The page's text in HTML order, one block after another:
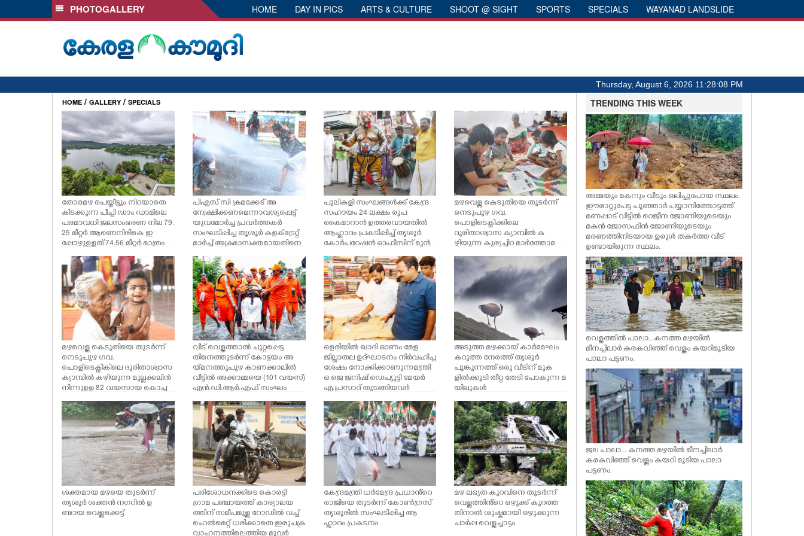
AUDIO
PHOTOGALLERY HOME DAY IN PICS ARTS & CULTURE SHOOT @ SIGHT SPORTS SPECIALS WAYANAD LANDSLIDE
Thursday, August 6, 2026 11:28:09 PM
HOME / GALLERY / SPECIALS
തോരമഴ പെയ്തീട്ടും നിറയാതെ
കിടക്കുന്ന പീച്ചി ഡാം ഡാമിലെ
പരമാവധി ജലസംഭരണ നില 79.
25 മീറ്റർ ആണെനിരികെ ഇ
പ്പോഴുഉള്ളത് 74.56 മീറ്റർ മാത്രം
കാലവർഷമായതോടെ ഡാമു
കാണാൻ നിരവധി സന്ദർശകർ
ഇവിടെ എത്തുന്നുണ്ട്
പിഎസ് സി ക്രമക്കേട് അ
ന്വേക്ഷിക്കണമെന്നാവശ്യപ്പെട്ട്
യുവമോർച്ച പ്രവർത്തകർ
സംഘടിപ്പിച്ച തൃശൂർ കളക്ട്രേറ്റ്
മാർച്ച് അക്രമാസക്തമായതിനെ
തുടർന്ന് പൊലിസ് ജലപീരങ്കി പ്ര
യോഗിച്ചപ്പോൾ തെറിച്ച് വീഴുന്ന
പ്രവർത്തകർ
പുലികളി സംഘങ്ങൾക്ക് കേന്ദ്ര
സഹായം 24 ലക്ഷം രൂപ
കൈമാറാൻ ഉത്തരവായതിൽ
ആഹ്ലാദം പ്രകടിപ്പിച്ച് തൃശൂർ
കോർപറേഷൻ ഓഫീസിന് മുൻ
പിൽ ബി. ജെ.പി ഒറ്റ
പുലിയുമായി സംഘടിപ്പിച്ച ആ
ഹ്ലാദ പ്രകടനം
മഴവെള്ള കെടുതിയെ തുടർന്ന്
നെടുപുഴ ഗവ.
പൊളിടെക്നിക്കിലെ
ദുരിതാശ്വാസ ക്യാമ്പിൽ ക
ഴിയുന്ന കുര്യച്ചിറ മാർത്തോമ
സ്‌കൂളിലെ ഏഴാം ക്ലാസ് വിദ്യാർ
ത്ഥി മാനസ്സും അനുജത്തി മാന
സയും തങ്ങളുടെ പഠന
ത്തോടൊപ്പം ക്യാമ്പിലെ മറ്റ്
കുട്ടുകാരെയും പഠിപ്പിക്കുന്നു മ
ഴവെള്ള ഭീതി മൂലം സ്കൂൾ മുടക്ക
മാണെങ്കിലും ക്യാമ്പിലിരുന്ന് ത
ങ്ങളുടെ പാഠഭാഗങ്ങൾ പഠിച്ച്
തീർക്കുകയാണിവർ
മഴവെള്ള കെടുതിയെ തുടർന്ന്
നെടുപുഴ ഗവ.
പൊളിടെക്നികിലെ ദുരിതാശ്വാസ
ക്യാമ്പിൽ കഴിയുന്ന മുല്ലക്കലിൻ
നിന്നുഉള 82 വയസായ കൊച്ച
മ്മു തൻ്റെ പേരക്കുട്ടി രാഗിലിലെ
കൈ ച്ചിലെടുത്ത് ലാളിക്കുന്നു പ
തിനൊന്ന് കുടുംബങ്ങളിൽ
നിന്നായി 36 പേർ ഇവിടെ ക
ഴിയുന്നുണ്ട്
വീട് വെള്ളത്താൽ ചുറ്റപ്പെട്ട
തിനെത്തുടർന്ന് കോട്ടയം അ
യ്മനത്തുപുഴ കാണക്കാലിൽ
വീട്ടിൽ അക്കാമ്മയെ (101 വയസ്)
എൻ.ഡി.ആർ.എഫ് സംഘം
സുരക്ഷിത സ്ഥാനത്തേക്ക്
മാറ്റുന്നു
ഒളരിയിൽ ഖാദി ഓണം മേള
ജില്ലാതല ഉദ്ഘാടനം നിർവഹിച്ച
ശേഷം നോക്കിക്കാണുന്ന മന്ത്രി
ഒ ജെ ജനിഷ് ഡെപ്യുട്ടി മേയർ
എ.പ്രസാദ് തുടങ്ങിയവർ
അടുത്ത മഴക്കായ് കാർമേഘം
കറുത്ത നേരത്ത് തൃശൂർ
പൂങ്കുന്നത്ത് ഒരു വീടിന് മുക
ളിൽക്കൂടി തീറ്റ തേടി പോകുന്ന മ
യിലുകൾ
ശക്തമായ മഴയെ തുടർന്ന്
തൃശൂർ ശക്തൻ നഗറിൽ ഉ
ണ്ടായ വെള്ളക്കെട്ട്
പരിശോധനക്കിടെ കൊരട്ടി
ഗ്രാമ പഞ്ചായത്ത് കാര്യാലയ
ത്തിന് സമീപമുള്ള റോഡിൽ വച്ച്
ഹെൽമെറ്റ് ധരിക്കാതെ ഇരുചക്ര
വാഹനത്തിലെത്തിയ മൂവർ
കേന്ദ്രമന്ത്രി ധർമേന്ദ്ര പ്രധാൻ്റെ
രാജിയെ തുടർന്ന് കോൺഗ്രസ്
തൃശൂരിൽ സംഘടിപ്പിച്ച ആ
ഹ്ലാദം പ്രകടനം
മഴ ലഭ്യത കുറവിനെ തുടർന്ന്
വെള്ളത്തിൻ്റെ ഒഴുക്ക് കുറത്ത
തിനാൽ ശുഷ്കമായി ഒഴുക്കുന്ന
ചാർപ്പ വെള്ളച്ചാട്ടം
TRENDING THIS WEEK
അമ്മയും മകനും വീടും ഒലിച്ചുപോയ സ്ഥലം.
ഈരാറ്റുപേട്ട പൂഞ്ഞാർ പയ്യാനിത്തോട്ടത്ത്
മണപ്പാട് വീട്ടിൽ റെജീന ജോണിയുടെയും
മകൻ ജോസഫിൻ ജോണിയുടെയും
മരണത്തിനിടയായ ഉരുൾ തകർത്ത വീട്
ഉണ്ടായിരുന്ന സ്ഥലം.
വെള്ളത്തിൽ പാലാ...കനത്ത മഴയിൽ
മീനച്ചിലാർ കരകവിഞ്ഞ് വെള്ളം കയറിമൂടിയ
പാലാ പട്ടണം.
ജല പാലാ... കനത്ത മഴയിൽ മീനച്ചിലാർ
കരകവിഞ്ഞ് വെള്ളം കയറി മൂടിയ പാലാ
പട്ടണം.